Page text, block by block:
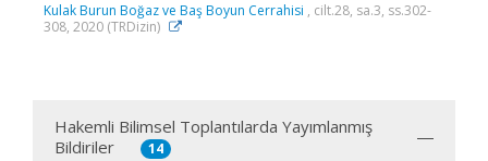
Kulak Burun Boğaz ve Baş Boyun Cerrahisi , cilt.28, sa.3, ss.302-
308, 2020 (TRDizin)
Hakemli Bilimsel Toplantılarda Yayımlanmış
Bildiriler
14